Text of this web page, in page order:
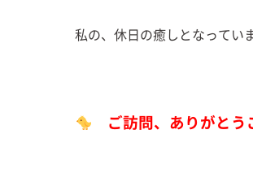
私の、休日の癒しとなってい
ご訪問、ありがとう